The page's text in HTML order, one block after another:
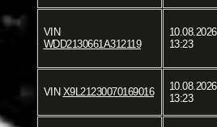
VIN
WDD2130661A312119
10.08.2026
13:23
VIN X9L21230070169016
10.08.2026
13:23